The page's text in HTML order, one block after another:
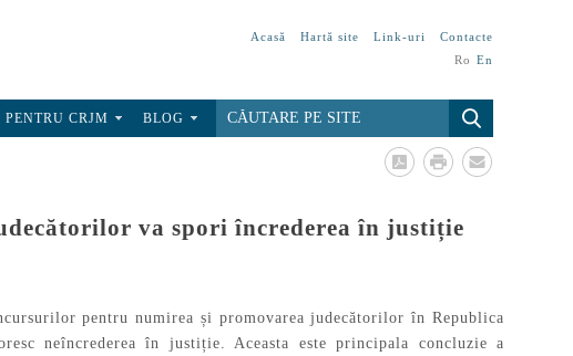
Acasă Hartă site Link-uri
Contacte
Ro En
PENTRU CRJM BLOG
va spori încrederea în justiție
pentru numirea și promovarea judecătorilor în Republica
neîncrederea în justiție. Aceasta este principala concluzie a